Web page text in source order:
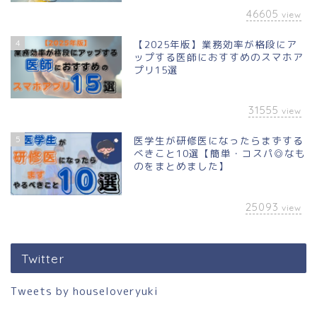
46605 view
4
【2025年版】業務効率が格段にア
ップする医師におすすめのスマホア
プリ15選
31555 view
5
医学生が研修医になったらまずする
べきこと10選【簡単・コスパ◎なも
のをまとめました】
25093 view
Twitter
Tweets by houseloveryuki